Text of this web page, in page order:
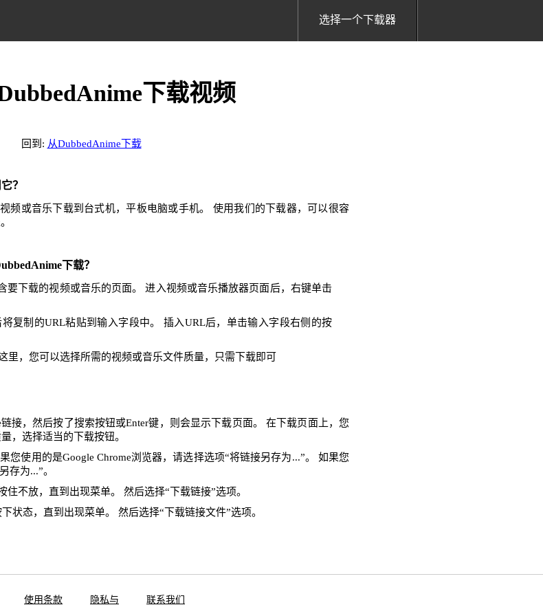
选择一个下载器
下载视频
回到: 从DubbedAnime下载
？
频或音乐下载到台式机，平板电脑或手机。 使用我们的下载器，可以很容
下载？
要下载的视频或音乐的页面。 进入视频或音乐播放器页面后，右键单击
将复制的URL粘贴到输入字段中。 插入URL后，单击输入字段右侧的按
里，您可以选择所需的视频或音乐文件质量，只需下载即可
接，然后按了搜索按钮或Enter键，则会显示下载页面。 在下载页面上，您
，选择适当的下载按钮。
您使用的是Google Chrome浏览器，请选择选项“将链接另存为...”。 如果您
存为...”。
住不放，直到出现菜单。 然后选择“下载链接”选项。
状态，直到出现菜单。 然后选择“下载链接文件”选项。
使用条款 隐私与 联系我们